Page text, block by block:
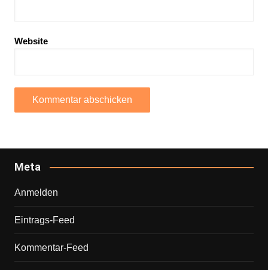
Website
Meta
Anmelden
Eintrags-Feed
Kommentar-Feed